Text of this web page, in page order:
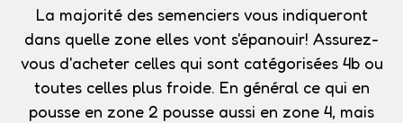
La majorité des semenciers vous indiqueront
dans quelle zone elles vont s'épanouir! Assurez-
vous d'acheter celles qui sont catégorisées 4bou
toutes celles plus froide. En général ce qui en
pousse en zone 2 pousse aussi en zone 4, mais